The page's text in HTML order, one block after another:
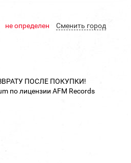
не определен Cменить город
ПОСЛЕ ПОКУПКИ!
по лицензии AFM Records